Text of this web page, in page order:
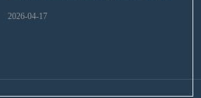
品安全修補公告_0420
2026-04-17